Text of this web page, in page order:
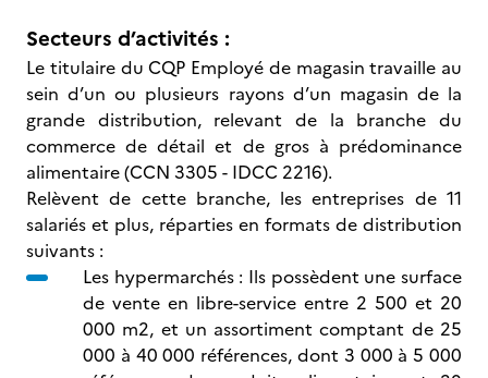
Secteurs d’activités :
Le titulaire du CQP Employé de magasin travaille au
sein d’un ou plusieurs rayons d’un magasin de la
grande distribution, relevant de la branche du
commerce de détail et de gros à prédominance
alimentaire (CCN 3305 - IDCC 2216).
Relèvent de cette branche, les entreprises de 11
salariés et plus, réparties en formats de distribution
suivants :
Les hypermarchés : Ils possèdent une surface
de vente en libre-service entre 2 500 et 20
000 m2, et un assortiment comptant de 25
000 à 40 000 références, dont 3 000 à 5 000